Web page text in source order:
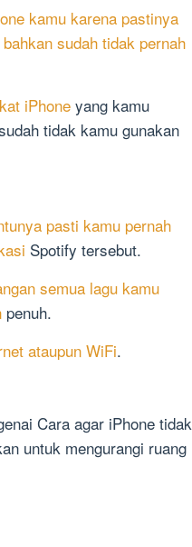
kamu karena pastinya
sudah tidak pernah
iPhoneyang kamu
tidak kamu gunakan
pasti kamu pernah
Spotify tersebut.
semua lagu kamu
penuh.
ataupun WiFi.
Cara agar iPhone tidak
untuk mengurangi ruang